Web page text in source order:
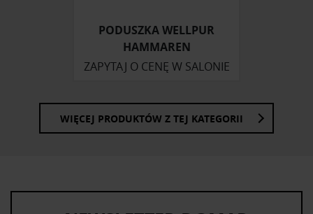
PODUSZKA WELLPUR
HAMMAREN
ZAPYTAJ O CENĘ W SALONIE
WIĘCEJ PRODUKTÓW Z TEJ KATEGORII